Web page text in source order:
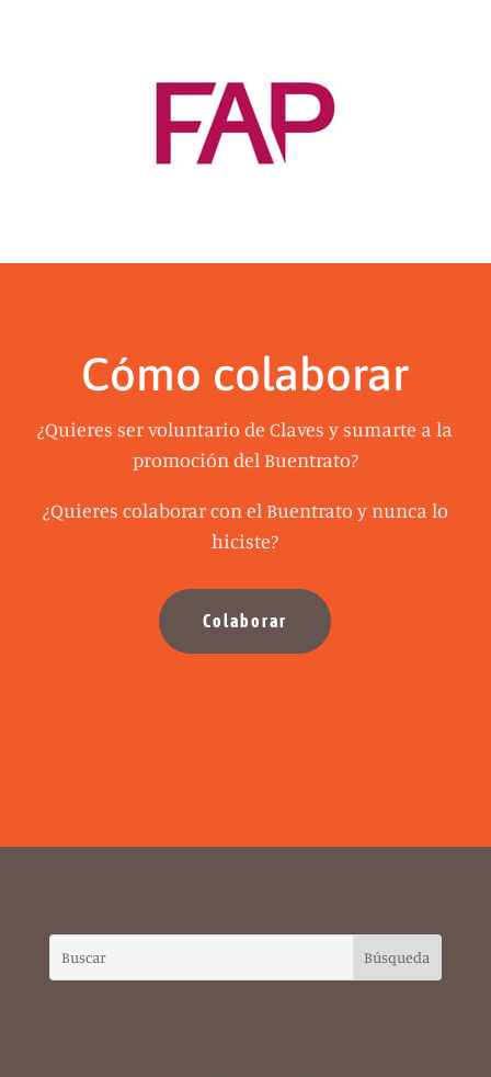
Cómo colaborar
¿Quieres ser voluntario de Claves y sumarte a la
promoción del Buentrato?
¿Quieres colaborar con el Buentrato y nunca lo
hiciste?
Colaborar